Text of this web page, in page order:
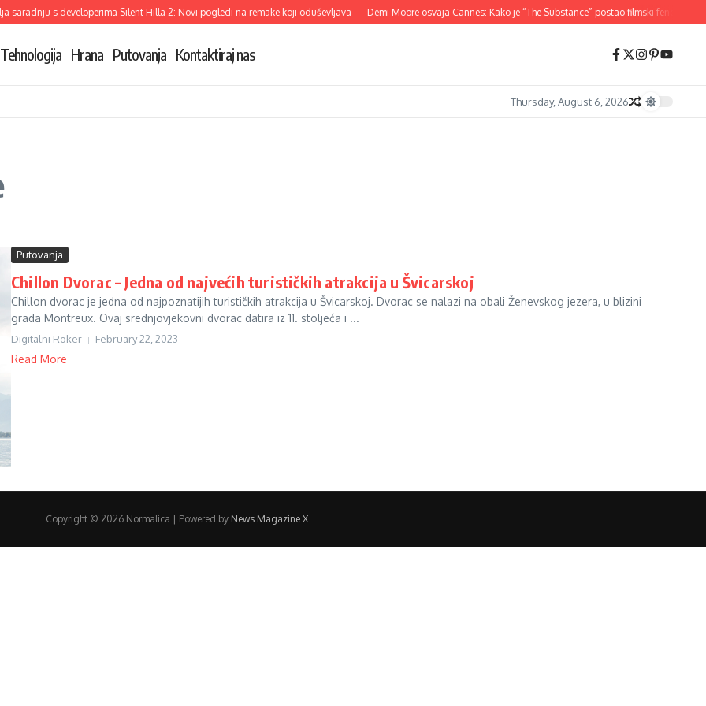
saradnju s developerima Silent Hilla 2: Novi pogledi na remake koji oduševljava Demi Moore osvaja Cannes: Kako je “The Substance” postao filmski fenomen
Tehnologija Hrana Putovanja Kontaktiraj nas
Thursday, August 6, 2026
Putovanja
Chillon Dvorac – Jedna od najvećih turističkih atrakcija u Švicarskoj
Chillon dvorac je jedna od najpoznatijih turističkih atrakcija u Švicarskoj. Dvorac se nalazi na obali Ženevskog jezera, u blizini
grada Montreux. Ovaj srednjovjekovni dvorac datira iz 11. stoljeća i ...
Digitalni Roker February 22, 2023
Read More
Copyright © 2026 Normalica | Powered by News Magazine X